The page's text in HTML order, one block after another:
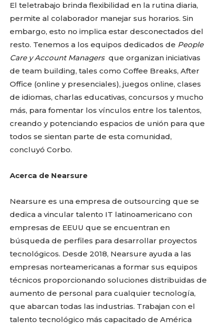
Don't miss
out!
El teletrabajo brinda flexibilidad en la rutina diaria,
permite al colaborador manejar sus horarios. Sin
embargo, esto no implica estar desconectados del
resto. Tenemos a los equipos dedicados de People
Care y Account Managers que organizan iniciativas
de team building, tales como Coffee Breaks, After
Office (online y presenciales), juegos online, clases
de idiomas, charlas educativas, concursos y mucho
más, para fomentar los vínculos entre los talentos,
creando y potenciando espacios de unión para que
todos se sientan parte de esta comunidad,
concluyó Corbo.
Acerca de Nearsure
Nearsure es una empresa de outsourcing que se
dedica a vincular talento IT latinoamericano con
empresas de EEUU que se encuentran en
búsqueda de perfiles para desarrollar proyectos
tecnológicos. Desde 2018, Nearsure ayuda a las
empresas norteamericanas a formar sus equipos
técnicos proporcionando soluciones distribuidas de
aumento de personal para cualquier tecnología,
que abarcan todas las industrias. Trabajan con el
talento tecnológico más capacitado de América